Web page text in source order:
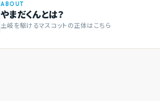
ABOUT
やまだくんとは？
土岐を駆けるマスコットの正体はこちら